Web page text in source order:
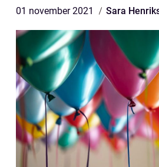
01 november 2021 Sara